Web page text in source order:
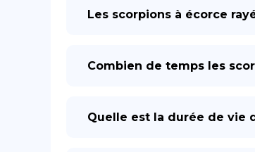
Les scorpions à écorce
Combien de temps les
Quelle est la durée de vie